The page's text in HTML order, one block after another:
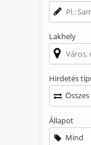
Lakhely
Hirdetés
Állapot
Mind